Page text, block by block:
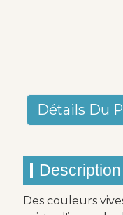
Détails Du
Description
Des couleurs